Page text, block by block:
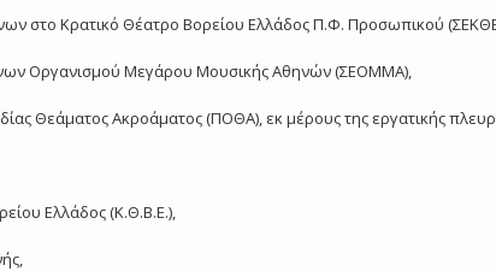
στο Κρατικό Θέατρο Βορείου Ελλάδος Π.Φ. Προσωπικού
Οργανισμού Μεγάρου Μουσικής Αθηνών (ΣΕΟΜΜΑ),
Θεάματος Ακροάματος (ΠΟΘΑ), εκ μέρους της εργατικής
Ελλάδος (Κ.Θ.Β.Ε.),